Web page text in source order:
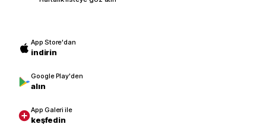
App Store'dan
indirin
Google Play'den
alın
App Galeri ile
keşfedin